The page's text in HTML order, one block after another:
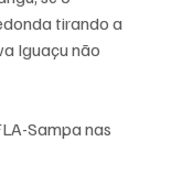
tirando a
Iguaçu não
Sampa nas